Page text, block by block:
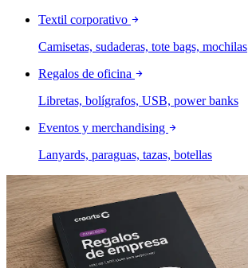
Textil corporativo
Camisetas, sudaderas, tote bags, mochilas
Regalos de oficina
Libretas, bolígrafos, USB, power banks
Eventos y merchandising
Lanyards, paraguas, tazas, botellas